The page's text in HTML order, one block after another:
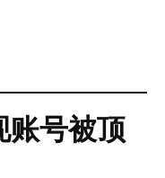
账号被顶